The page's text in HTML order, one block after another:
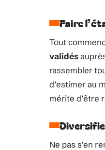
Faire
Tout
validés
rassembler
d’estimer au
mérite d’être
Ne pas s’en